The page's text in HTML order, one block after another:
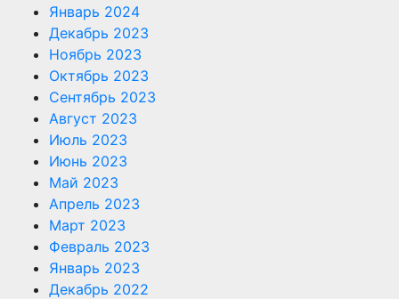
Январь 2024
Декабрь 2023
Ноябрь 2023
Октябрь 2023
Сентябрь 2023
Август 2023
Июль 2023
Июнь 2023
Май 2023
Апрель 2023
Март 2023
Февраль 2023
Январь 2023
Декабрь 2022